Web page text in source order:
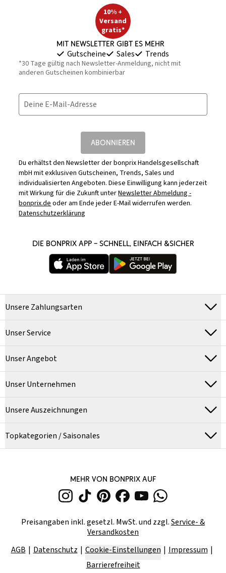
10% +
Versand
gratis*
Mit Newsletter gibt es mehr
Gutscheine Sales Trends
*30 Tage gültig nach Newsletter-Anmeldung, nicht mit
anderen Gutscheinen kombinierbar
Deine E-Mail-Adresse
ABONNIEREN
Du erhältst den Newsletter der bonprix Handelsgesellschaft
mbH mit exklusiven Gutscheinen, Trends, Sales und
individualisierten Angeboten. Diese Einwilligung kann jederzeit
mit Wirkung für die Zukunft unterNewsletter Abmeldung -
bonprix.deoder am Ende jeder E-Mail widerrufen werden.
Datenschutzerklärung
DIE BONPRIX APP – SCHNELL, EINFACH &SICHER
Unsere Zahlungsarten
Unser Service
Unser Angebot
Unser Unternehmen
Unsere Auszeichnungen
Topkategorien / Saisonales
MEHR VON BONPRIX AUF
Preisangaben inkl. gesetzl. MwSt. und zzgl.Service- &
Versandkosten
AGB
Datenschutz Cookie-Einstellungen
Impressum
Barrierefreiheit